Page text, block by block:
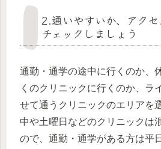
2.通いやすいか、アク
チェックしましょう
通勤・通学の途中に行くのか、
くのクリニックに行くのか、ラ
せて通うクリニックのエリアを
中や土曜日などのクリニックは
ので、通勤・通学がある方は平